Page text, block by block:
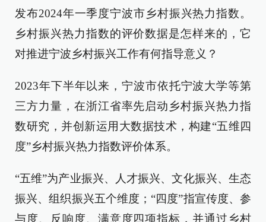
发布2024年一季度宁波市乡村振兴热力指数。
乡村振兴热力指数的评价数据是怎样来的，它
对推进宁波乡村振兴工作有何指导意义？
2023年下半年以来，宁波市依托宁波大学等第
三方力量，在浙江省率先启动乡村振兴热力指
数研究，并创新运用大数据技术，构建“五维四
度”乡村振兴热力指数评价体系。
“五维”为产业振兴、人才振兴、文化振兴、生态
振兴、组织振兴五个维度；“四度”指宣传度、参
与度、反响度、满意度四项指标，并通过乡村